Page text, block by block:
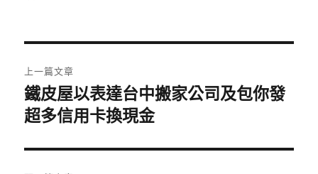
章
導
覽
上一篇文章
上
一
文
鐵皮屋以表達台中搬家公司及包你發
超多信用卡換現金